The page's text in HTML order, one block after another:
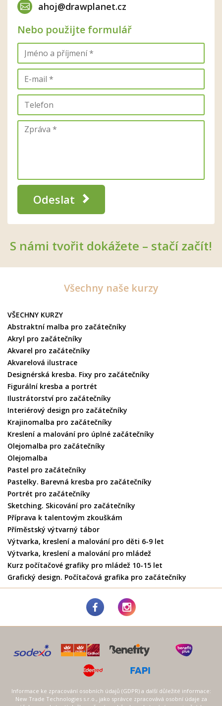
ahoj@drawplanet.cz
Nebo použijte formulář
Odeslat
S námi tvořit dokážete – stačí začít!
Všechny naše kurzy
VŠECHNY KURZY
Abstraktní malba pro začátečníky
Akryl pro začátečníky
Akvarel pro začátečníky
Akvarelová ilustrace
Designérská kresba. Fixy pro začátečníky
Figurální kresba a portrét
Ilustrátorství pro začátečníky
Interiérový design pro začátečníky
Krajinomalba pro začátečníky
Kreslení a malování pro úplné začátečníky
Olejomalba pro začátečníky
Olejomalba
Pastel pro začátečníky
Pastelky. Barevná kresba pro začátečníky
Portrét pro začátečníky
Sketching. Skicování pro začátečníky
Příprava k talentovým zkouškám
Příměstský výtvarný tábor
Výtvarka, kreslení a malování pro děti 6-9 let
Výtvarka, kreslení a malování pro mládež
Kurz počítačové grafiky pro mládež 10-15 let
Grafický design. Počítačová grafika pro začátečníky
Informace ke zpracování osobních údajů (GDPR) a další důležité informace:
New Trade Technologies s.r.o., jako správce zpracovává osobní údaje za